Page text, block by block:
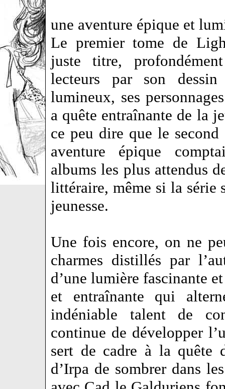
une aventure épique et
Le premier tome de
juste titre,
lecteurs par son dessin
lumineux, ses
a quête entraînante de la
ce peu dire que le second
aventure épique
albums les plus attendus
littéraire, même si la série
jeunesse.
Une fois encore, on ne
charmes distillés par
d’une lumière fascinante
et entraînante qui
indéniable talent de
continue de développer
sert de cadre à la quête
d’Irpa de sombrer dans